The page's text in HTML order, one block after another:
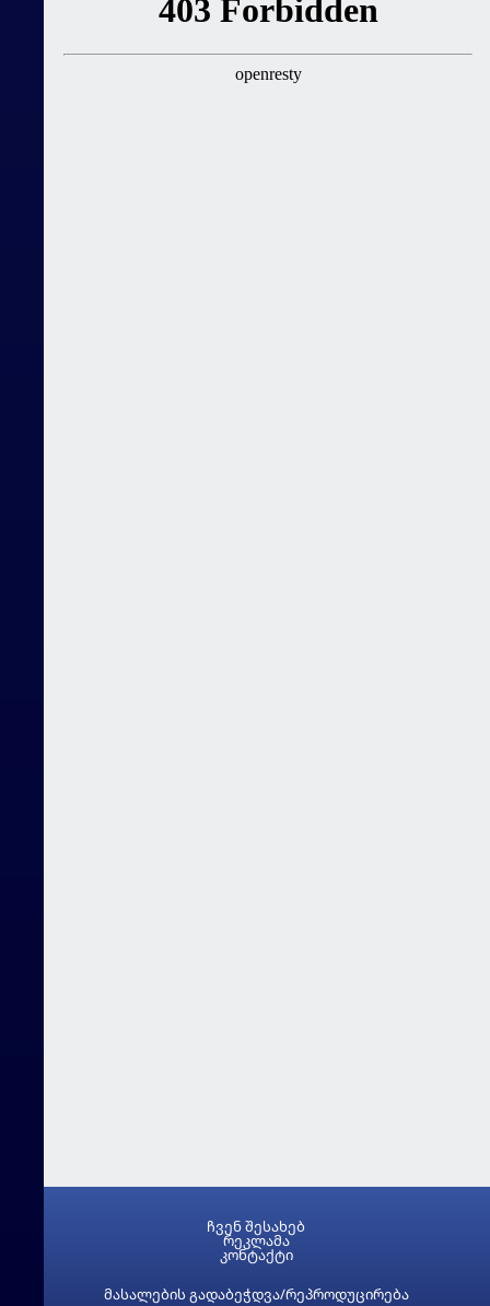
მასალების გადაბეჭდვა/რეპროდუცირება
ჩვენ შესახებ
რეკლამა
კონტაქტი